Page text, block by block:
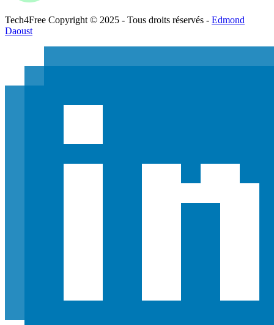
Tech4Free Copyright © 2025 - Tous droits réservés - Edmond
Daoust